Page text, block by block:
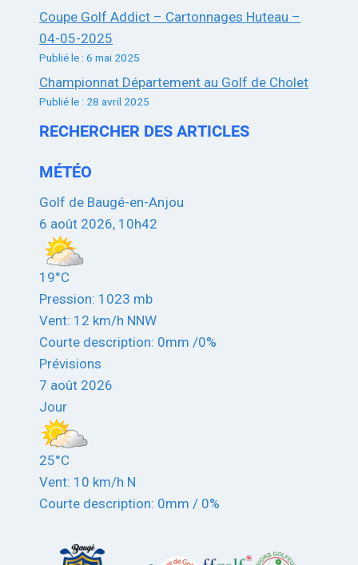
Coupe Golf Addict – Cartonnages Huteau –
04-05-2025
Publié le : 6 mai 2025
Championnat Département au Golf de Cholet
Publié le : 28 avril 2025
RECHERCHER DES ARTICLES
MÉTÉO
Golf de Baugé-en-Anjou
6 août 2026, 10h42
19°C
Pression: 1023 mb
Vent: 12 km/h NNW
Courte description: 0mm /0%
Prévisions
7 août 2026
Jour
25°C
Vent: 10 km/h N
Courte description: 0mm / 0%